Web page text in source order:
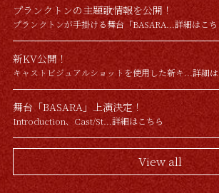
プランクトンの主題歌情報を公開！
プランクトンが手掛ける舞台「BASARA...詳細はこち
新KV公開！
キャストビジュアルショットを使用した新キ...詳細
舞台「BASARA」上演決定！
Introduction、Cast/St...詳細はこちら
View all